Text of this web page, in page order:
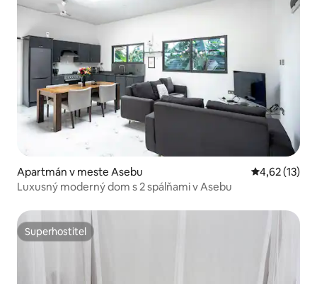
Apartmán v meste Asebu Priemerné
4,62 (13)
Luxusný moderný dom s 2 spálňami v Asebu
Superhostiteľ
Superhostiteľ